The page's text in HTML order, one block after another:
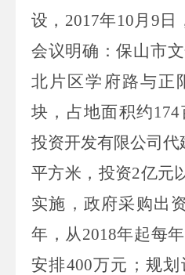
设， 2017年10月 9 日
会议明确：保山市
北片区学府路与正
块，占地面积约174
投资开发有限公司代
平方米，投资2亿元
实施，政府采购出
年，从2018年起每
安排400万元；规